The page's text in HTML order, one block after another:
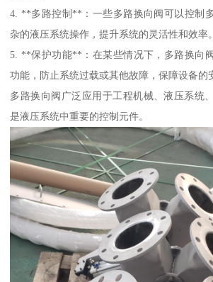
4. **多路控制**：一些多路换向阀可以控制
杂的液压系统操作，提升系统的灵活性和效率。
5. **保护功能**：在某些情况下，多路换向
功能，防止系统过载或其他故障，保障设备的
多路换向阀广泛应用于工程机械、液压系统
是液压系统中重要的控制元件。